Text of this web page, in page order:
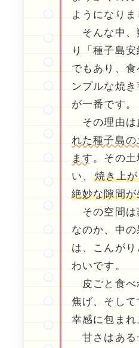
ようになりま
そんな中、
り「種子島
でもあり、
ンプルな焼
が一番です。
その理由は
れた種子島
ます 。その
い、焼き上
絶妙な隙間
その空間は
なのか、中
は、こんが
わいです。
皮ごと食べ
焦げ、そし
幸感に包まれ
甘さはある